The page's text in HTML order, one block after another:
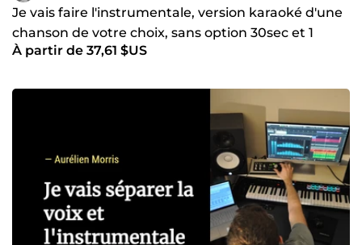
Je vais faire l'instrumentale, version karaoké d'une
chanson de votre choix, sans option 30sec et 1
instru
À partir de 37,61 $US